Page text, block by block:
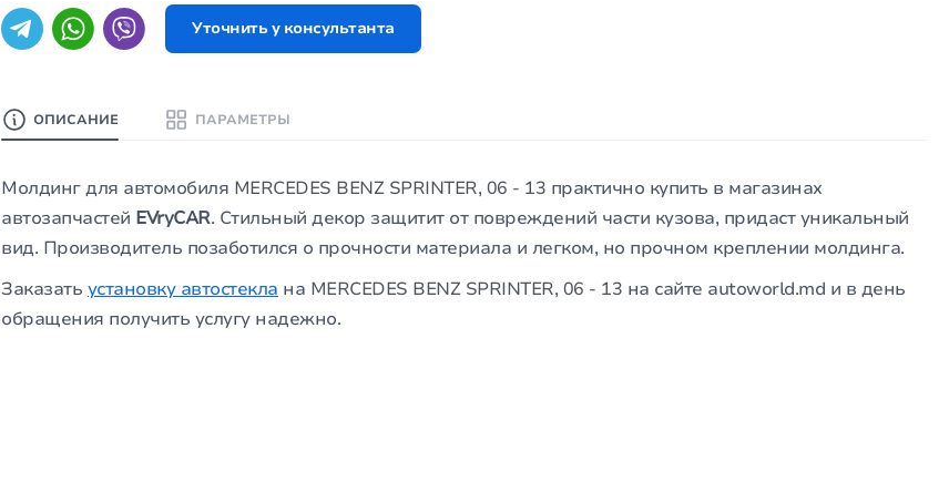
Уточнить у консультанта
ОПИСАНИЕ ПАРАМЕТРЫ
Молдинг для автомобиля MERCEDES BENZ SPRINTER, 06 - 13 практично купить в магазинах
автозапчастей EVryCAR. Стильный декор защитит от повреждений части кузова, придаст уникальный
вид. Производитель позаботился о прочности материала и легком, но прочном креплении молдинга.
Заказать установкуавтостекла на MERCEDES BENZ SPRINTER, 06 - 13 на сайте autoworld.md и в день
обращения получить услугу надежно.